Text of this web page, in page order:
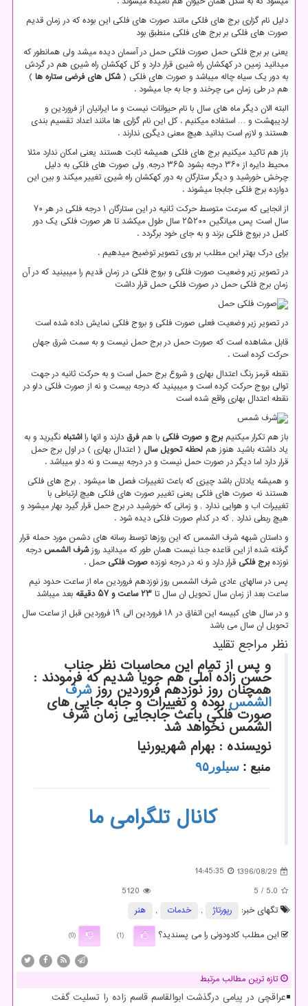
دلیل نام گزاری برج های فلکی مانند صورت های فلکی این بوده که در زمان قدیم
صورت های فلکی بر برج های فلکی منطبق بود
یعنی بر برج فلکی حمل صورت فلکی حمل در آسمان دیده میشد ولی همانطور که
میدانید زمین در کهکشان راه شیری قرار دارد و کل کهکشان راه شیری هم در گردش
به دور یک سیاه چاله میباشد و صورت های فلکی (شکل های فرضی ستاره ها )
هم در طی زمان می چرخند و جا به جا میشود .
البته الان دیگر ماه های سال با نام حیوانات نیست و ما ایرانیان از فروردین و
اردیبهشت و … استفاده میکنیم . کل این نام گزاری ها مانند اعداد تقسیم بندی
هستند و لازم است بدانید هیچ معنی دیگری ندارند .
باز هم تاکید میکنیم برج های فلکی همیشه ثابت هستند یعنی امکان ندارد مثلا
محیط دایره از ۳۶۰ درجه بشود ۳۶۵ درجه, ولی صورت های فلکی به دلیل
چرخش خورشید و دیگر ستارگان به دور کهکشان راه شیری تغییر میکند و بین این
دوازده برج فلکی جابجا میشوند .
از انجایی که سرعت متوسط حرکت ثانیه در این ستارگان ۱ درجه فلکی در هر ۷۰
سال است پس میانگین ۲۵۲۰۰ سال طول میکشد تا هر صورت فلکی یک دور
کامل در بروج فلکی بزند و به جای خود برگردد .
برای درک بهتر این مطلب بر روی تصویر توضیح میدهیم .
در تصویر زیر وضعیت صورت فلکی و بروج فلکی در زمان قدیم را میبینید که در آن
زمان برج فلکی حمل در صورت فلکی حمل قرار داشت
در تصویر زیر وضعیت فعلی صورت فلکی و بروج فلکی نمایش داده شده است
قابل مشاهده است که صورت حمل در برج حمل نیست و به سمت شرق جهان
حرکت کرده است .
نقطه قرمز رنگ اعتدال بهاری و شروع برج حمل است و به حرکت ثانیه در جهت
توالی بروج حرکت کرده است و میبینید که درجه بیست و نه از صورت فلکی دلو در
نقطه اعتدال بهاری واقع شده است
باز هم تکرار میکنیمبرج و صورت فلکی با همفرق دارند و انها رااشتباهنگیرید و به
یاد داشته باشید هنوز هم لحظه تحویل سال ( اعتدال بهاری ) در اول برج حمل
قرار دارد اما دیگر در صورت حمل نیست و در درجه بیست و نه دلو میباشد .
و همیشه یادتان باشد چیزی که باعث تغییرات فصل ها میشود , برج های فلکی
هستند نه صورت های فلکی یعنی تغییر صورت های فلکی هیچ ارتباطی با
تغییرات اب و هوایی ندارد , و زمانی که خورشید در برج حمل قرار گیرد بهار میشود و
هیچ ربطی ندارد , که در کدام صورت فلکی دیده شود .
و داستان شبهه شرف الشمس که این روزها توسط رسانه های دشمن مورد حمله قرار
گرفته شده از این قاعده جدا نیست همان طور که میدانید روزشرف الشمس درجه
نوزدهبرج فلکی قرار دارد و نه در درجه نوزدهصورت فلکیحمل .
پس در سالهای عادی شرف الشمس روز نوزدهم فروردین ماه از ساعت حدود نیم
ساعت بعد از زمان سال تحویل ان سال تا۲۳ ساعت و ۵۷ دقیقه
بعد میباشد
و در سال های کبیسه این اتفاق در ۱۸ فروردین الی ۱۹ فروردین قبل از ساعت سال
تحویل ان سال می باشد
نظر مراجع تقلید
و پس از تمام این محاسبات نظر جناب
حسن زاده آملی هم جویا شدیم که فرمودند :
همچنان روز نوزدهم فروردین روزشرف
الشمسبوده و تغییرات و جابه جایی های
صورت فلکی باعث جابجایی زمان شرف
الشمس نخواهد شد
نویسنده : بهرام شهریورنیا
منبع : سیلور۹۵
کانال تلگرامی ما
1396/08/29
14:45:35
5.0
/ 5
5120
تگهای خبر:
رپورتاژ , خدمات ,
هنر
این مطلب کادودونی را می پسندید؟
(1)
(0)
تازه ترین مطالب مرتبط
عراقچی در پیامی درگذشت ابوالقاسم قاسم زاده را تسلیت گفت